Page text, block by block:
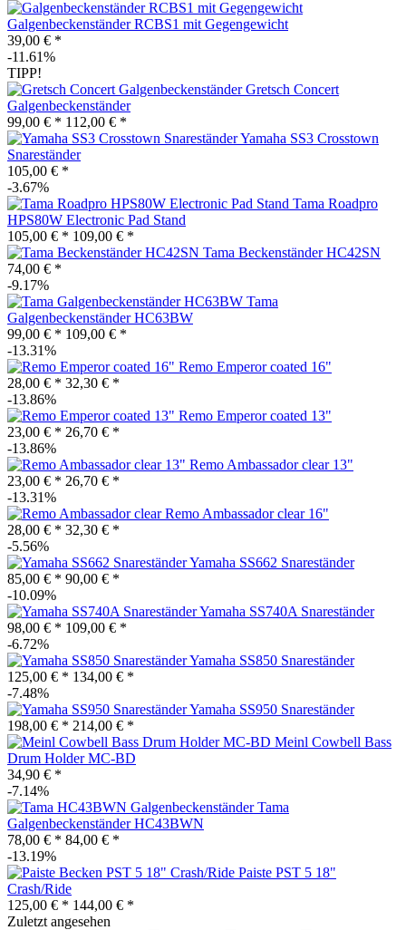
Galgenbeckenständer RCBS1 mit Gegengewicht
39,00 € *
-11.61%
TIPP!
Gretsch Concert
Galgenbeckenständer
99,00 € * 112,00 € *
Yamaha SS3 Crosstown
Snareständer
105,00 € *
-3.67%
Tama Roadpro
HPS80W Electronic Pad Stand
105,00 € * 109,00 € *
Tama Beckenständer HC42SN
74,00 € *
-9.17%
Tama
Galgenbeckenständer HC63BW
99,00 € * 109,00 € *
-13.31%
Remo Emperor coated 16"
28,00 € * 32,30 € *
-13.86%
Remo Emperor coated 13"
23,00 € * 26,70 € *
-13.86%
Remo Ambassador clear 13"
23,00 € * 26,70 € *
-13.31%
Remo Ambassador clear 16"
28,00 € * 32,30 € *
-5.56%
Yamaha SS662 Snareständer
85,00 € * 90,00 € *
-10.09%
Yamaha SS740A Snareständer
98,00 € * 109,00 € *
-6.72%
Yamaha SS850 Snareständer
125,00 € * 134,00 € *
-7.48%
Yamaha SS950 Snareständer
198,00 € * 214,00 € *
Meinl Cowbell Bass
Drum Holder MC-BD
34,90 € *
-7.14%
Tama
Galgenbeckenständer HC43BWN
78,00 € * 84,00 € *
-13.19%
Paiste PST 5 18"
Crash/Ride
125,00 € * 144,00 € *
Zuletzt angesehen